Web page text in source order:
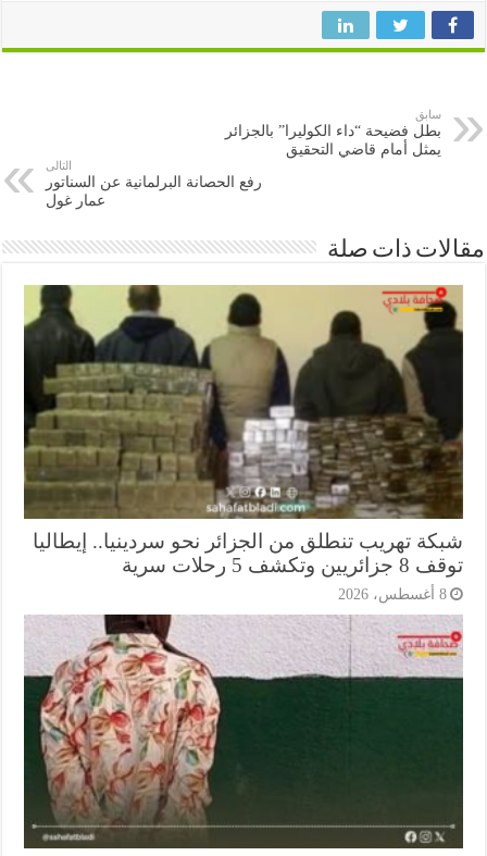
بطل فضيحة “داء الكوليرا” بالجزائر
يمثل أمام قاضي التحقيق
رفع الحصانة البرلمانية عن السناتور
عمار غول
ذات صلة
تهريب تنطلق من الجزائر نحو سردينيا.. إيطاليا
وتكشف 5 رحلات سرية